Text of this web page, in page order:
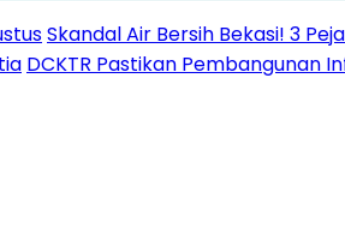
Skandal Air Bersih Bekasi! 3
DCKTR Pastikan Pembangunan